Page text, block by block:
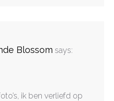
Blossom says:
ik ben verliefd op